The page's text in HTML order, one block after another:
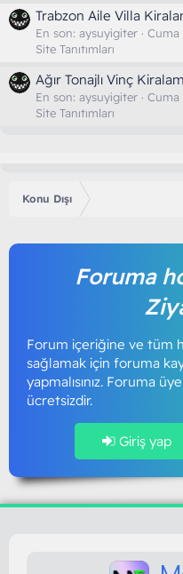
Trabzon Aile Villa
En son: aysuyigiter
Cuma
Site Tanıtımları
Ağır Tonajlı Vinç
En son: aysuyigiter
Cuma
Site Tanıtımları
Konu Dışı
Foruma
Forum içeriğine ve tüm
sağlamak için foruma
yapmalısınız. Foruma
ücretsizdir.
Giriş yap